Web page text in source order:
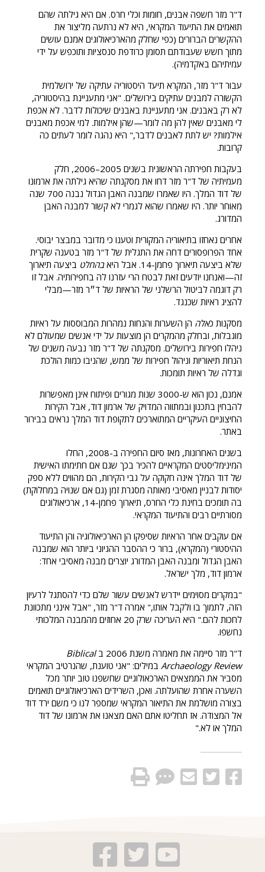
ד"ר מזר חשפה אבנים, חומות וכלי חרס. אם היא גילתה שהם
תואמים את התיעוד המקראי, היא לא נרתעה מליצור את
ההקשרים הברורים (כפי שחלק מהארכיאולוגים אמנם עושים
מתוך חשש שעבודתם תסומן כרודפת סנסציות ותוכפש על ידי
עמיתיהם באקדמיה).
עבור ד"ר מזר, המקרא תיעד היסטוריה עתיקה של ירושלמית
הקשורה למבנים עתיקים בירושלים. "אני מתעניינת בהיסטוריה,
לא רק באבנים. אני מתעניינת באבנים שיכולות לדבר. לא אכפת
לי מאבנים שאין להן מה לומר—שהן אילמות. למי אכפת מאבנים
אילמות? יש לתת לאבנים לדבר," היא נהגה לומר לעתים כה
קרובות.
בעקבות חפירתה הראשונית בשנים 2005–2006, חלק
מעמיתיה של ד"ר מזר דחו את מסקנתה שהיא גילתה את ארמונו
של דוד המלך. היו שאמרו שמבנה האבן הגדול נבנה 700 שנה
מאוחר יותר. היו שאמרו שהוא לגמרי לא קשור למבנה האבן
המדורג.
אחרים נאחזו בתיאוריה המקורית וטענו כי מדובר במבצר יבוסי.
אחד הפרופסורים דחה את התגלית של ד"ר מזר בטענה שקרית
שלא ביצעה תיארוך פחמן-14. אבל היא
בהחלט ביצעה תיארוך
זה—ואנחנו יודעים זאת לבטח הרי עזרנו לה בחפירותיה. אבל זו
רק דוגמה לביטול הרשלני של הראיות של ד״ר מזר—מבלי
להציג ראיות שכנגד.
מסקנות כאלה הן השערות והנחות נמהרות המבוססות על ראיות
מוגבלות, ובחלק מהמקרים הן מוצעות על ידי אנשים שמעולם לא
ניהלו חפירות בירושלים. מסקנתה של ד"ר מזר נבעה משנים של
הנחת תיאוריות וניהול חפירות של ממש, שהניבו כמות הולכת
וגדלה של ראיות תומכות.
אמנם, נכון הוא ש-3000 שנות מגורים ופיתוח אינן מאפשרות
להבחין בתכנון ובמתווה המדויק של ארמון דוד, אבל הקירות
החיצוניים העיקריים המתוארכים לתקופת דוד המלך נראים בבירור
באתר.
בשנים האחרונות, מאז סיום החפירה ב-2008, החלו
המינימליסטים המקראיים להכיר בכך שגם אם חתימתו האישית
של דוד המלך אינה חקוקה על גבי הקירות, הם מהווים ללא ספק
יסודות לבניין מאסיבי מאותה מסגרת זמן (גם אם שנויה במחלוקת)
בה תומכים בחינת כלי החרס, תיארוך פחמן-14, ארכיאולוגים
מסורתיים רבים והתיעוד המקראי.
אם עוקבים אחר הראיות שסיפקו הן הארכיאולוגיה והן התיעוד
ההיסטורי (המקרא), ברור כי ההסבר ההגיוני ביותר הוא שמבנה
האבן הגדול ומבנה האבן המדורג יוצרים מבנה מאסיבי אחד:
ארמון דוד, מלך ישראל.
"במקרים מסוימים יידרש לאנשים עשור שלם כדי להסתגל לרעיון
הזה, לתמוך בו ולקבל אותו," אמרה ד"ר מזר, "אבל אינני מתכוונת
לחכות להם." היא העריכה שרק 20 אחוזים מהמבנה המלכותי
נחשפו.
ד"ר מזר סיימה את מאמרה משנת 2006 ב
Biblical
Archaeology Review במילים: "אני טוענת, שהנרטיב המקראי
מסביר את הממצאים הארכאולוגיים שחשפנו טוב יותר מכל
השערה אחרת שהועלתה. ואכן, השרידים הארכיאולוגיים תואמים
בצורה מושלמת את התיאור המקראי שמספר לנו כי משם ירד דוד
אל המצודה. אז תחליטו אתם האם מצאנו את ארמונו של דוד
המלך או לא."